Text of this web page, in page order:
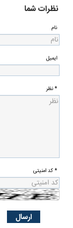
نظرات شما
نام
ایمیل
* نظر
* کد امنیتی